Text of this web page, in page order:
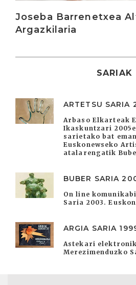
Joseba Barrenetxea
Argazkilaria
SARIAK
ARTETSU SARIA
Arbaso Elkarteak
Ikaskuntzari
sarietako bat
Euskonewseko
atalarengatik
BUBER SARIA
On line
Saria 2003.
ARGIA SARIA
Astekari
Merezimenduzko